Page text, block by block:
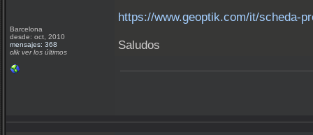
Barcelona
desde: oct, 2010
mensajes: 368
clik ver los últimos
https://www.geoptik.com/it/scheda-
Saludos